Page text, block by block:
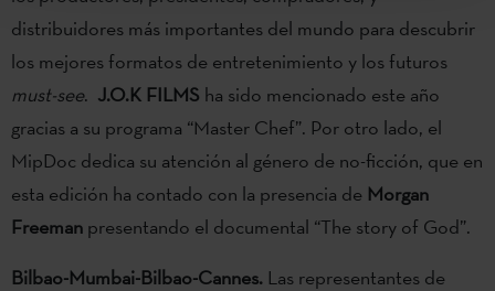
distribuidores más importantes del mundo para descubrir
los mejores formatos de entretenimiento y los futuros
must-see. J.O.K FILMS ha sido mencionado este año
gracias a su programa “Master Chef”. Por otro lado, el
MipDoc dedica su atención al género de no-ficción, que en
esta edición ha contado con la presencia de Morgan
Freeman presentando el documental “The story of God”.
Bilbao-Mumbai-Bilbao-Cannes. Las representantes de